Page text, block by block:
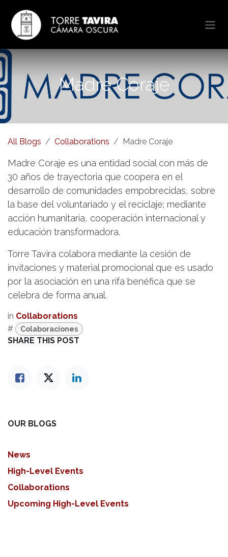
Madre Coraje
All Blogs Collaborations Madre Coraje
Madre Coraje es una entidad social con más de
30 años de trayectoria que coopera en el
desarrollo de comunidades empobrecidas, sobre
la base del voluntariado y el reciclaje; mediante
acción humanitaria, cooperación internacional y
educación transformadora.
Torre Tavira colabora mediante la cesión de
invitaciones y material promocional que es usado
por la asociación en una rifa benéfica que se
celebra de forma anual.
in Collaborations
#
Colaboraciones
SHARE THIS POST
OUR BLOGS
News
High-Level Events
Collaborations
Upcoming High-Level Events